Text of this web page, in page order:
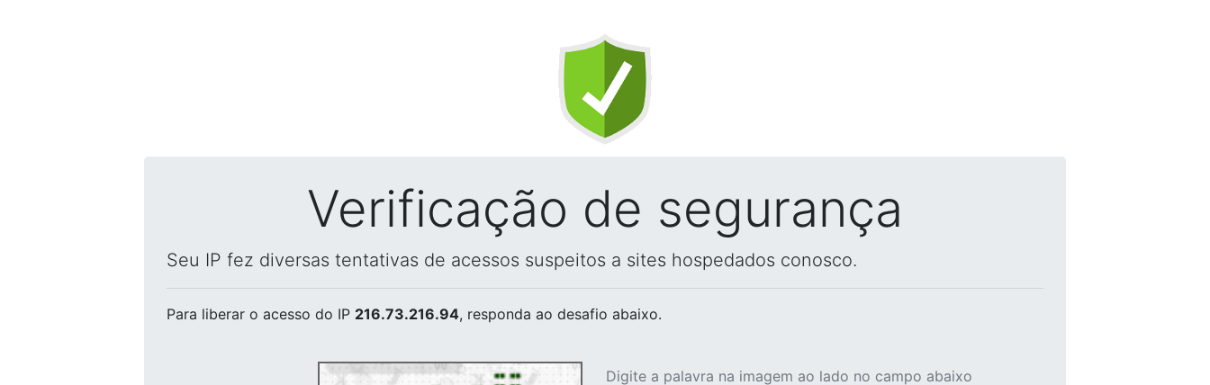
Verificação de segurança
Seu IP fez diversas tentativas de acessos suspeitos a sites hospedados conosco.
Para liberar o acesso do IP 216.73.216.94, responda ao desafio abaixo.
Digite a palavra na imagem ao lado no campo abaixo